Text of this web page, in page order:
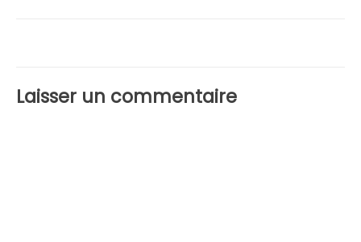
Laisser un commentaire